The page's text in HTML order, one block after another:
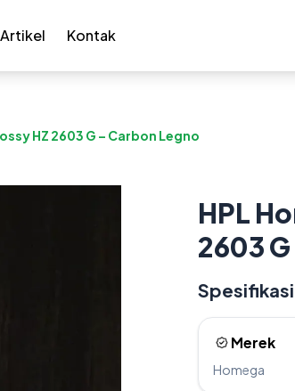
Artikel Kontak
HZ 2603 G – Carbon Legno
HPL
2603
Spesifikasi
Merek
Homega